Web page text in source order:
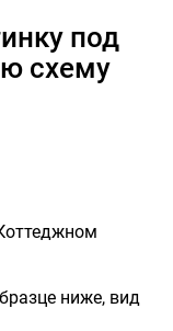
схему
ниже, вид